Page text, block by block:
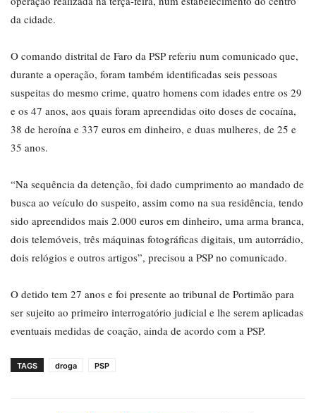
da cidade.
O comando distrital de Faro da PSP referiu num comunicado que,
durante a operação, foram também identificadas seis pessoas
suspeitas do mesmo crime, quatro homens com idades entre os 29
e os 47 anos, aos quais foram apreendidas oito doses de cocaína,
38 de heroína e 337 euros em dinheiro, e duas mulheres, de 25 e
35 anos.
“Na sequência da detenção, foi dado cumprimento ao mandado de
busca ao veículo do suspeito, assim como na sua residência, tendo
sido apreendidos mais 2.000 euros em dinheiro, uma arma branca,
dois telemóveis, três máquinas fotográficas digitais, um autorrádio,
dois relógios e outros artigos”, precisou a PSP no comunicado.
O detido tem 27 anos e foi presente ao tribunal de Portimão para
ser sujeito ao primeiro interrogatório judicial e lhe serem aplicadas
eventuais medidas de coação, ainda de acordo com a PSP.
TAGS droga PSP